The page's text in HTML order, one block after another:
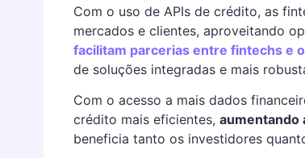
Com o uso de APIs de crédito, as
mercados e clientes, aproveitando
facilitam parcerias entre fintechs e
de soluções integradas e mais
Com o acesso a mais dados
crédito mais eficientes, aumentando
beneficia tanto os investidores